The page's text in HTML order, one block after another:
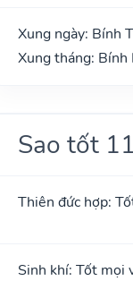
Xung ngày: Bính
Xung tháng: Bính
Sao tốt
Thiên đức hợp:
Sinh khí: Tốt mọi